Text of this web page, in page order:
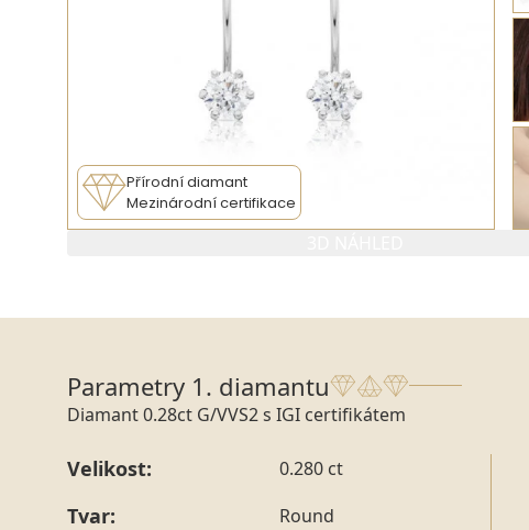
Přírodní diamant
Mezinárodní certifikace
Parametry 1. diamantu
Diamant 0.28ct G/VVS2 s IGI certifikátem
Velikost: 0.280 ct
Tvar: Round